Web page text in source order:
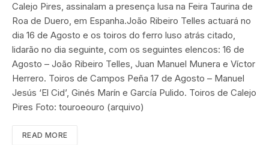
Calejo Pires, assinalam a presença lusa na Feira Taurina de
Roa de Duero, em Espanha.João Ribeiro Telles actuará no
dia 16 de Agosto e os toiros do ferro luso atrás citado,
lidarão no dia seguinte, com os seguintes elencos: 16 de
Agosto – João Ribeiro Telles, Juan Manuel Munera e Víctor
Herrero. Toiros de Campos Peña 17 de Agosto – Manuel
Jesús ‘El Cid’, Ginés Marín e García Pulido. Toiros de Calejo
Pires Foto: touroeouro (arquivo)
READ MORE